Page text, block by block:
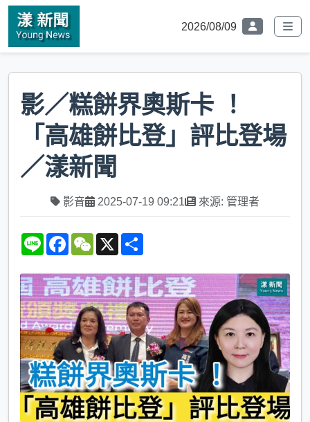
2026/08/09
影／糕餅界奧斯卡 ！
「高雄餅比登」評比登場
／漾新聞
影音 2025-07-19 09:21 來源: 管理者
L
e
F
e
b
o
o
k
W
h
a
t
X
r
e